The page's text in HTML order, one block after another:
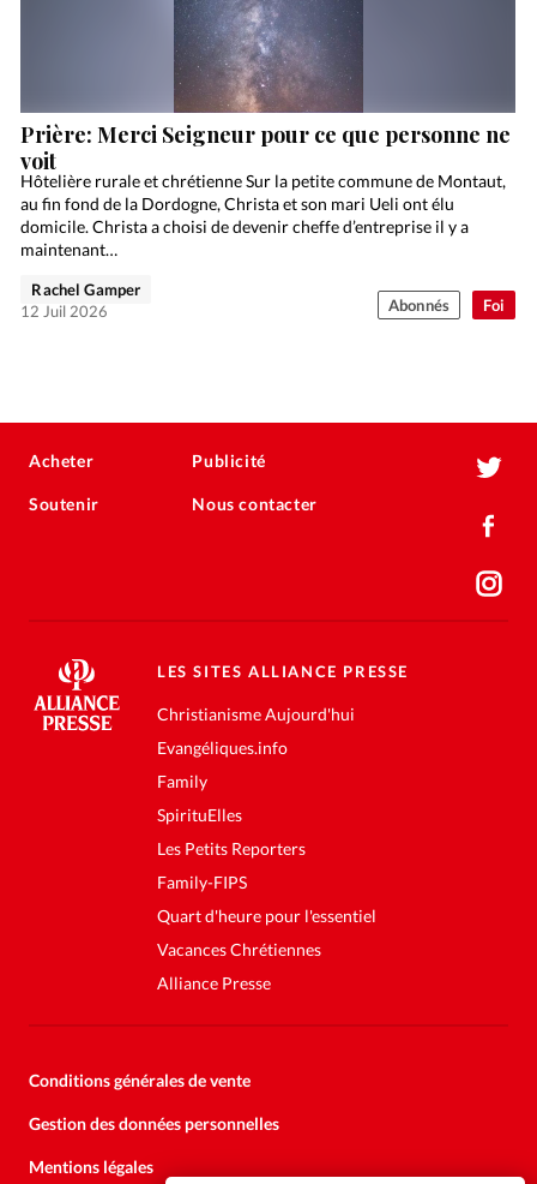
Foi
Prière: Merci Seigneur pour ce que personne ne
voit
Hôtelière rurale et chrétienne Sur la petite commune de Montaut,
au fin fond de la Dordogne, Christa et son mari Ueli ont élu
domicile. Christa a choisi de devenir cheffe d’entreprise il y a
maintenant…
Rachel Gamper
12 Juil 2026
Abonnés
Acheter
Soutenir
Publicité
Nous contacter
LES SITES ALLIANCE PRESSE
Christianisme Aujourd'hui
Evangéliques.info
Family
SpirituElles
Les Petits Reporters
Family-FIPS
Quart d'heure pour l'essentiel
Vacances Chrétiennes
Alliance Presse
Conditions générales de vente
Gestion des données personnelles
Mentions légales